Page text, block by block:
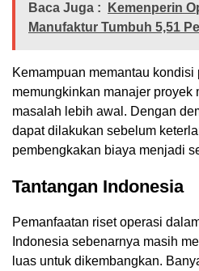
Baca Juga :
Kemenperin
Manufaktur Tumbuh 5,51
Kemampuan memantau
memungkinkan manajer proyek
masalah lebih awal. Dengan
dapat dilakukan sebelum
pembengkakan biaya menjadi
Tantangan Indonesia
Pemanfaatan riset operasi
Indonesia sebenarnya masih
luas untuk dikembangkan.